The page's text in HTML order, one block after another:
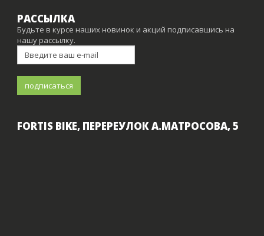
РАССЫЛКА
Будьте в курсе наших новинок и акций подписавшись на
нашу рассылку.
FORTIS BIKE, ПЕРЕРЕУЛОК А.МАТРОСОВА, 5